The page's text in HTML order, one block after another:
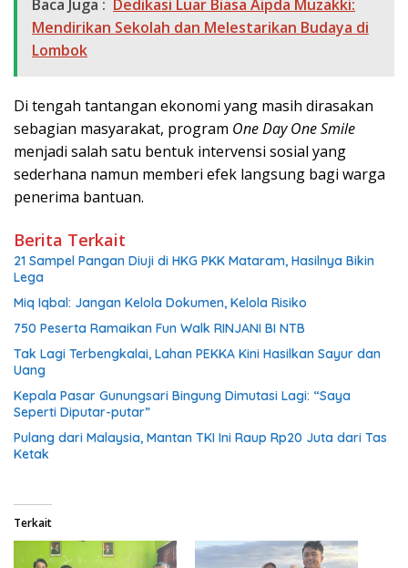
Baca Juga : Dedikasi Luar Biasa Aipda Muzakki:
Mendirikan Sekolah dan Melestarikan Budaya di
Lombok
Di tengah tantangan ekonomi yang masih dirasakan
sebagian masyarakat, program One Day One Smile
menjadi salah satu bentuk intervensi sosial yang
sederhana namun memberi efek langsung bagi warga
penerima bantuan.
Berita Terkait
21 Sampel Pangan Diuji di HKG PKK Mataram, Hasilnya Bikin
Lega
Miq Iqbal: Jangan Kelola Dokumen, Kelola Risiko
750 Peserta Ramaikan Fun Walk RINJANI BI NTB
Tak Lagi Terbengkalai, Lahan PEKKA Kini Hasilkan Sayur dan
Uang
Kepala Pasar Gunungsari Bingung Dimutasi Lagi: “Saya
Seperti Diputar-putar”
Pulang dari Malaysia, Mantan TKI Ini Raup Rp20 Juta dari Tas
Ketak
Terkait